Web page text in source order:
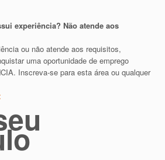
experiência? Não atende aos
ou não atende aos requisitos,
uma oportunidade de emprego
Inscreva-se para esta área ou qualquer